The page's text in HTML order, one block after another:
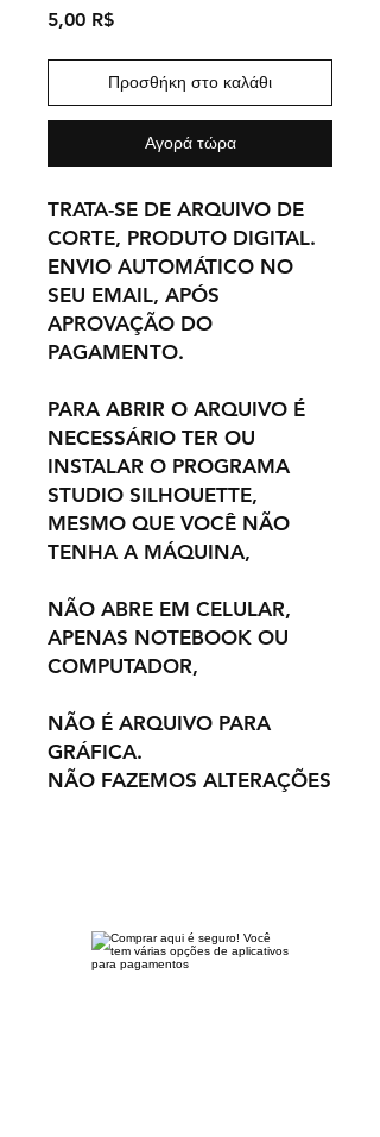
5,00 R$Τιμή
Προσθήκη στο καλάθι
Αγορά τώρα
TRATA-SE DE ARQUIVO DE
CORTE, PRODUTO DIGITAL.
ENVIO AUTOMÁTICO NO
SEU EMAIL, APÓS
APROVAÇÃO DO
PAGAMENTO.
PARA ABRIR O ARQUIVO É
NECESSÁRIO TER OU
INSTALAR O PROGRAMA
STUDIO SILHOUETTE,
MESMO QUE VOCÊ NÃO
TENHA A MÁQUINA,
NÃO ABRE EM CELULAR,
APENAS NOTEBOOK OU
COMPUTADOR,
NÃO É ARQUIVO PARA
GRÁFICA.
NÃO FAZEMOS ALTERAÇÕES